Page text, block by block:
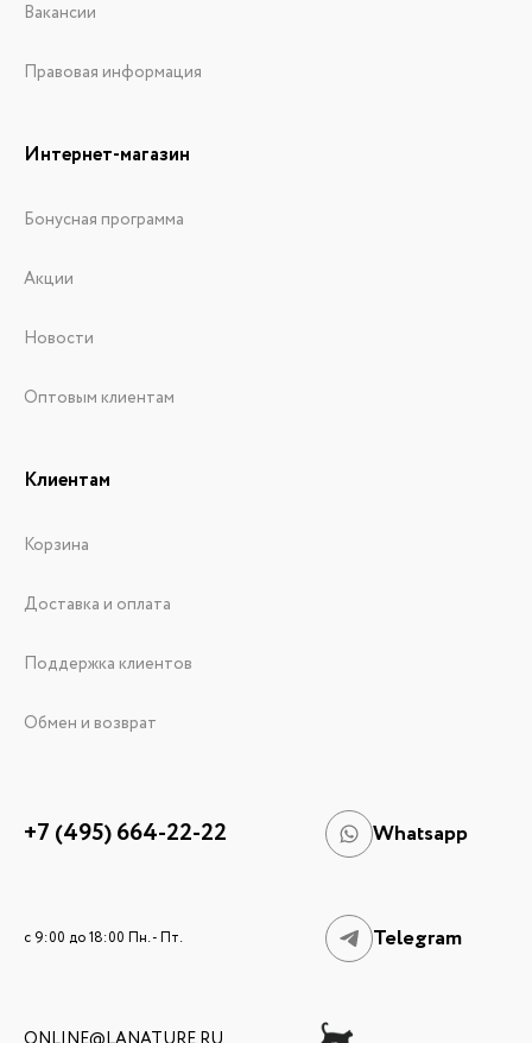
Вакансии
Правовая информация
Интернет-магазин
Бонусная программа
Акции
Новости
Оптовым клиентам
Клиентам
Корзина
Доставка и оплата
Поддержка клиентов
Обмен и возврат
+7 (495) 664-22-22 Whatsapp
c 9:00 до 18:00 Пн. - Пт. Telegram